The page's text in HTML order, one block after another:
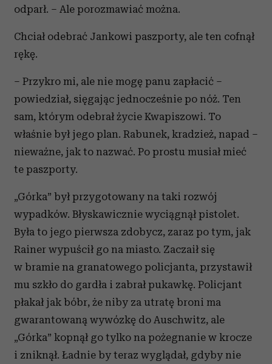
odparł. – Ale porozmawiać można.
Chciał odebrać Jankowi paszporty, ale ten cofnął
rękę.
– Przykro mi, ale nie mogę panu zapłacić –
powiedział, sięgając jednocześnie po nóż. Ten
sam, którym odebrał życie Kwapiszowi. To
właśnie był jego plan. Rabunek, kradzież, napad –
nieważne, jak to nazwać. Po prostu musiał mieć
te paszporty.
„Górka” był przygotowany na taki rozwój
wypadków. Błyskawicznie wyciągnął pistolet.
Była to jego pierwsza zdobycz, zaraz po tym, jak
Rainer wypuścił go na miasto. Zaczaił się
w bramie na granatowego policjanta, przystawił
mu szkło do gardła i zabrał pukawkę. Policjant
płakał jak bóbr, że niby za utratę broni ma
gwarantowaną wywózkę do Auschwitz, ale
„Górka” kopnął go tylko na pożegnanie w krocze
i zniknął. Ładnie by teraz wyglądał, gdyby nie